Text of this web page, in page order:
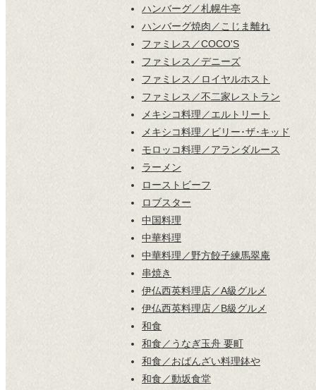
ハンバーグ／札幌牛亭
ハンバーグ焼肉／こじま離れ
ファミレス／COCO'S
ファミレス／デニーズ
ファミレス／ロイヤルホスト
ファミレス／不二家レストラン
メキシコ料理／エルトリート
メキシコ料理／ビリー･ザ･キッド
モロッコ料理／アランダルース
ラーメン
ローストビーフ
ロブスター
中国料理
中華料理
中華料理／野方餃子練馬翠庵
串焼き
伊仏西英料理店／A級グルメ
伊仏西英料理店／B級グルメ
和食
和食／うなぎ玉舟 要町
和食／おばんざい料理鉢や
和食／動坂食堂